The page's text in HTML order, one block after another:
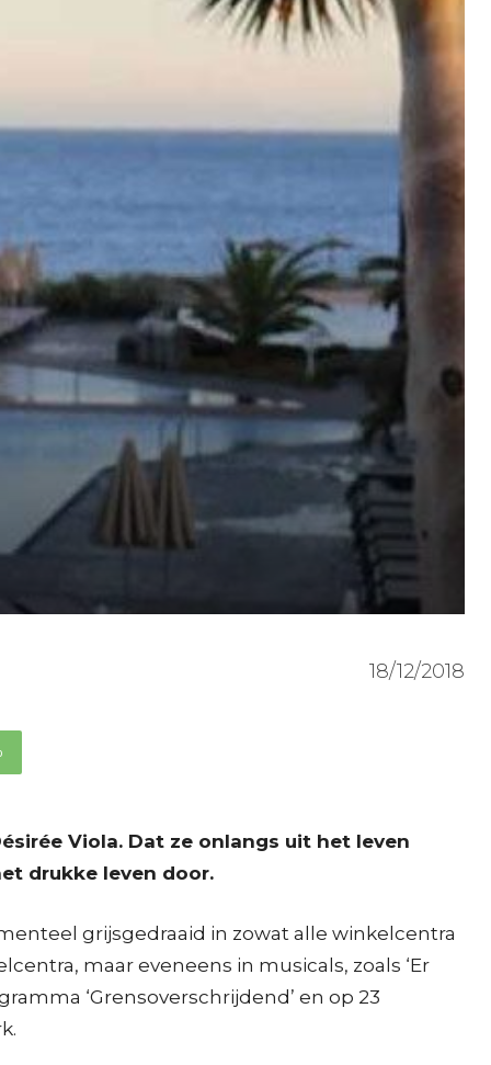
18/12/2018
Viola. Dat ze onlangs uit het leven
drukke leven door.
grijsgedraaid in zowat alle winkelcentra
maar eveneens in musicals, zoals ‘Er
‘Grensoverschrijdend’ en op 23